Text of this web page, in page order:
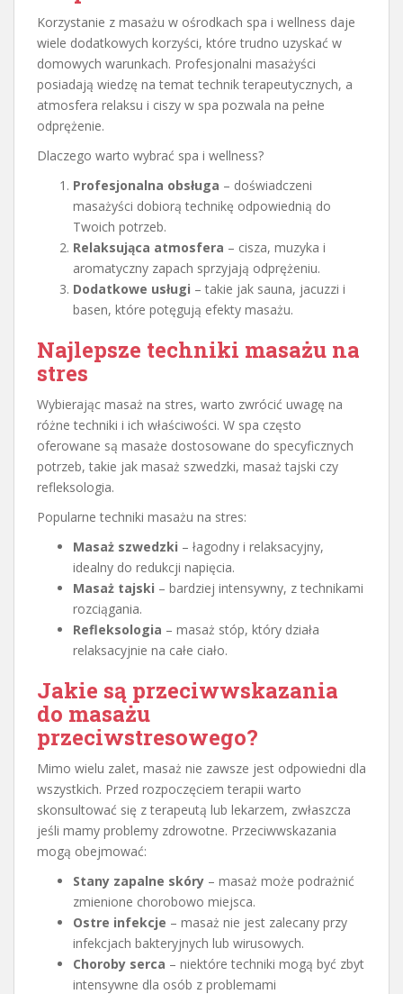
Korzystanie z masażu w ośrodkach spa i wellness daje
wiele dodatkowych korzyści, które trudno uzyskać w
domowych warunkach. Profesjonalni masażyści
posiadają wiedzę na temat technik terapeutycznych, a
atmosfera relaksu i ciszy w spa pozwala na pełne
odprężenie.
Dlaczego warto wybrać spa i wellness?
Profesjonalna obsługa – doświadczeni
masażyści dobiorą technikę odpowiednią do
Twoich potrzeb.
Relaksująca atmosfera – cisza, muzyka i
aromatyczny zapach sprzyjają odprężeniu.
Dodatkowe usługi – takie jak sauna, jacuzzi i
basen, które potęgują efekty masażu.
Najlepsze techniki masażu na
stres
Wybierając masaż na stres, warto zwrócić uwagę na
różne techniki i ich właściwości. W spa często
oferowane są masaże dostosowane do specyficznych
potrzeb, takie jak masaż szwedzki, masaż tajski czy
refleksologia.
Popularne techniki masażu na stres:
Masaż szwedzki – łagodny i relaksacyjny,
idealny do redukcji napięcia.
Masaż tajski – bardziej intensywny, z technikami
rozciągania.
Refleksologia – masaż stóp, który działa
relaksacyjnie na całe ciało.
Jakie są przeciwwskazania
do masażu
przeciwstresowego?
Mimo wielu zalet, masaż nie zawsze jest odpowiedni dla
wszystkich. Przed rozpoczęciem terapii warto
skonsultować się z terapeutą lub lekarzem, zwłaszcza
jeśli mamy problemy zdrowotne. Przeciwwskazania
mogą obejmować:
Stany zapalne skóry – masaż może podrażnić
zmienione chorobowo miejsca.
Ostre infekcje – masaż nie jest zalecany przy
infekcjach bakteryjnych lub wirusowych.
Choroby serca – niektóre techniki mogą być zbyt
intensywne dla osób z problemami